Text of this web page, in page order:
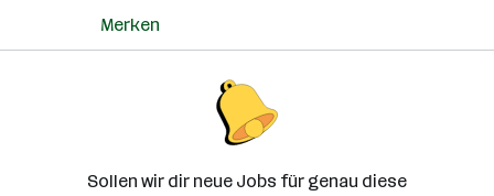
Merken
Sollen wir dir neue Jobs für genau diese